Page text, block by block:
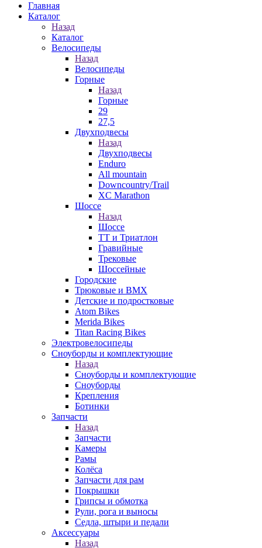
Главная
Каталог
Назад
Каталог
Велосипеды
Назад
Велосипеды
Горные
Назад
Горные
29
27,5
Двухподвесы
Назад
Двухподвесы
Enduro
All mountain
Downcountry/Trail
XC Marathon
Шоссе
Назад
Шоссе
ТТ и Триатлон
Гравийные
Трековые
Шоссейные
Городские
Трюковые и BMX
Детские и подростковые
Atom Bikes
Merida Bikes
Titan Racing Bikes
Электровелосипеды
Cноуборды и комплектующие
Назад
Cноуборды и комплектующие
Сноуборды
Крепления
Ботинки
Запчасти
Назад
Запчасти
Камеры
Рамы
Колёса
Запчасти для рам
Покрышки
Грипсы и обмотка
Рули, рога и выносы
Седла, штыри и педали
Аксессуары
Назад